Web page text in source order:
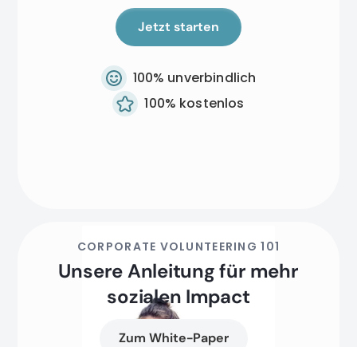
Jetzt starten
100% unverbindlich
100% kostenlos
CORPORATE VOLUNTEERING 101
Unsere Anleitung für mehr
sozialen Impact
Zum White-Paper